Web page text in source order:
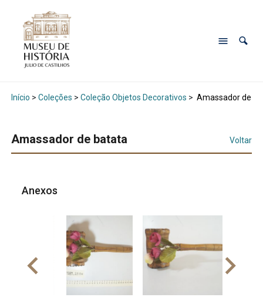
Início > Coleções > Coleção Objetos Decorativos > Amassador de
Amassador de batata Voltar
Anexos